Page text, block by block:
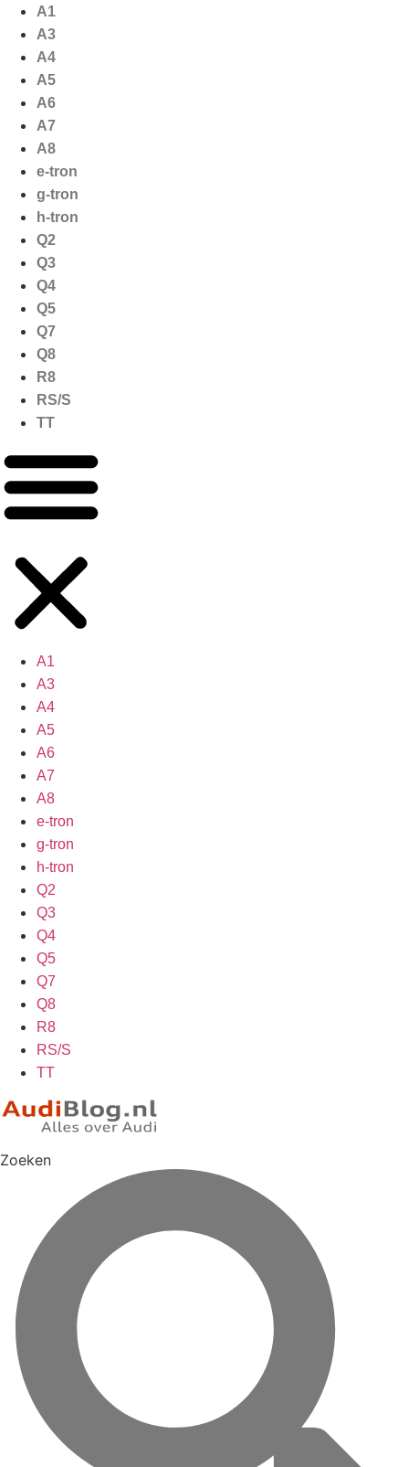
naar
inhoud
A1
A3
A4
A5
A6
A7
A8
e-tron
g-tron
h-tron
Q2
Q3
Q4
Q5
Q7
Q8
R8
RS/S
TT
A1
A3
A4
A5
A6
A7
A8
e-tron
g-tron
h-tron
Q2
Q3
Q4
Q5
Q7
Q8
R8
RS/S
TT
Zoeken